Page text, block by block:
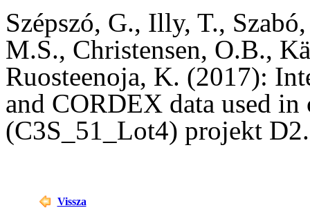
Szépszó, G., Illy, T.,
M.S., Christensen, O.B.,
Ruosteenoja, K. (2017):
and CORDEX data used
(C3S_51_Lot4) projekt
Vissza